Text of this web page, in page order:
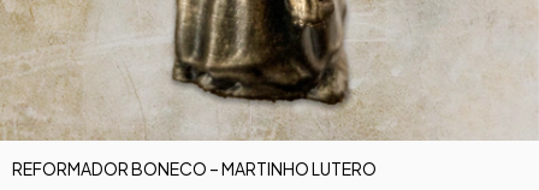
REFORMADOR BONECO – MARTINHO LUTERO